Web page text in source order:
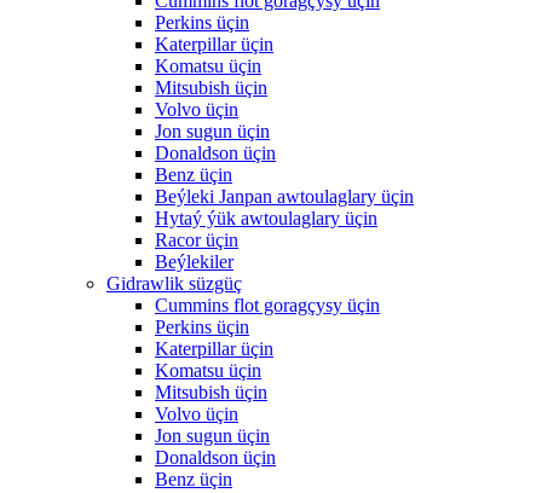
Perkins üçin
Katerpillar üçin
Komatsu üçin
Mitsubish üçin
Volvo üçin
Jon sugun üçin
Donaldson üçin
Benz üçin
Beýleki Janpan awtoulaglary üçin
Hytaý ýük awtoulaglary üçin
Racor üçin
Beýlekiler
Gidrawlik süzgüç
Cummins flot goragçysy üçin
Perkins üçin
Katerpillar üçin
Komatsu üçin
Mitsubish üçin
Volvo üçin
Jon sugun üçin
Donaldson üçin
Benz üçin